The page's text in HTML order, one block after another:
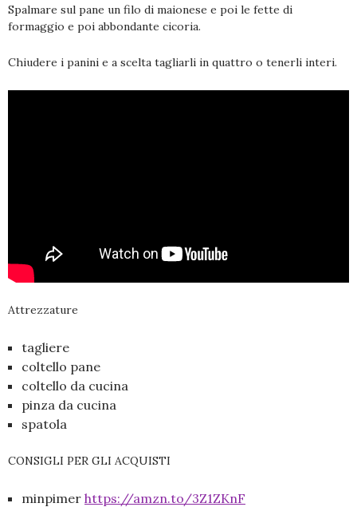
Spalmare sul pane un filo di maionese e poi le fette di
formaggio e poi abbondante cicoria.
Chiudere i panini e a scelta tagliarli in quattro o tenerli interi.
Attrezzature
tagliere
coltello pane
coltello da cucina
pinza da cucina
spatola
CONSIGLI PER GLI ACQUISTI
minpimer https://amzn.to/3Z1ZKnF